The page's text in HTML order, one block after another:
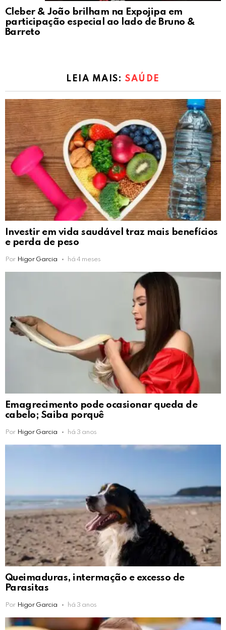
Cleber & João brilham na Expojipa em
participação especial ao lado de Bruno &
Barreto
LEIA MAIS:SAÚDE
Investir em vida saudável traz mais benefícios
e perda de peso
Por Higor Garcia há 4 meses
Emagrecimento pode ocasionar queda de
cabelo; Saiba porquê
Por Higor Garcia há 3 anos
Queimaduras, intermação e excesso de
Parasitas
Por Higor Garcia há 3 anos